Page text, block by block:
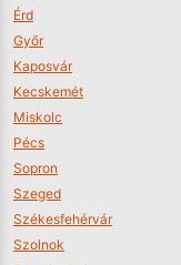
Érd
Győr
Kaposvár
Kecskemét
Miskolc
Pécs
Sopron
Szeged
Székesfehérvár
Szolnok